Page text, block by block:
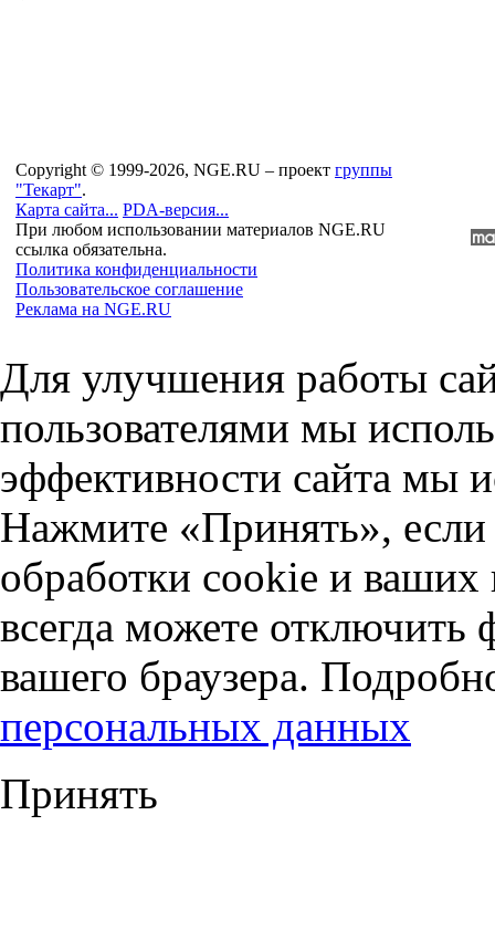
Copyright © 1999-2026, NGE.RU – проект группы
"Текарт".
Карта сайта... PDA-версия...
При любом использовании материалов NGE.RU
ссылка обязательна.
Политика конфиденциальности
Пользовательское соглашение
Реклама на NGE.RU
Для улучшения работы
пользователями мы
эффективности сайта мы
Нажмите «Принять», если
обработки cookie и
всегда можете отключить
вашего браузера.
персональных данных
Принять